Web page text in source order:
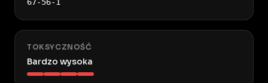
TOKSYCZNOŚĆ
Bardzo wysoka